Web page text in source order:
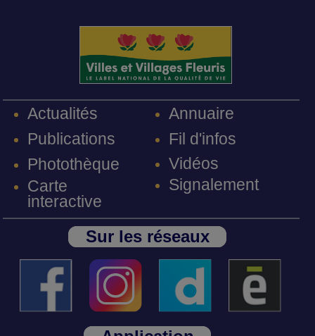
Actualités
Publications
Photothèque
Carte
interactive
Annuaire
Fil d'infos
Vidéos
Signalement
Sur les réseaux